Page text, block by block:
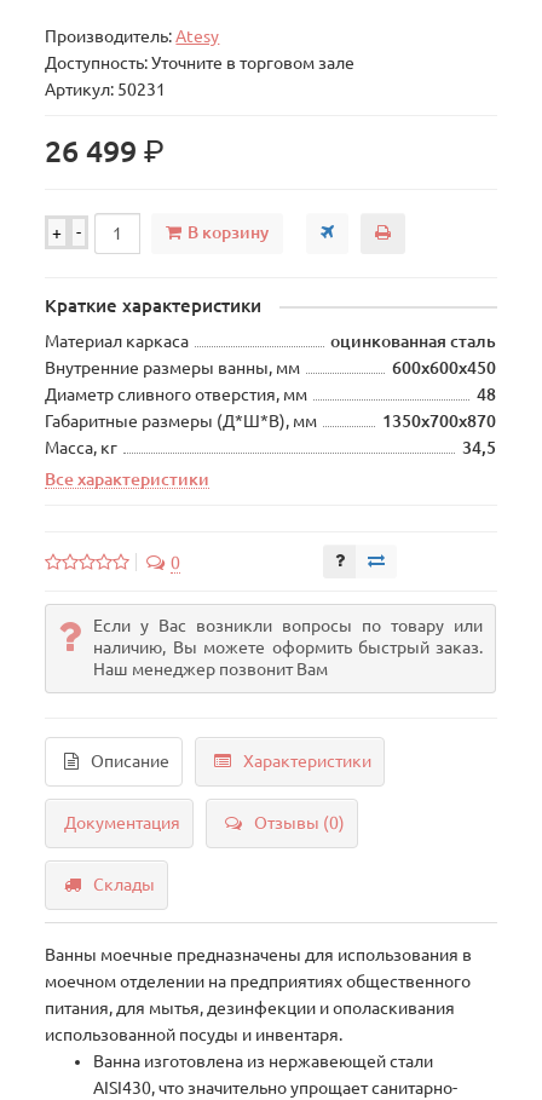
Производитель:Atesy
Доступность: Уточните в торговом зале
Артикул: 50231
26 499р.
+ - В корзину
Краткие характеристики
Материал каркаса
оцинкованная сталь
Внутренние размеры ванны, мм
600х600х450
Диаметр сливного отверстия, мм
48
Габаритные размеры (Д*Ш*В), мм
1350х700х870
Масса, кг
34,5
Все характеристики
0
Если у Вас возникли вопросы по товару или
наличию, Вы можете оформить быстрый заказ.
Наш менеджер позвонит Вам
Описание Характеристики
Документация Отзывы (0)
Склады
Ванны моечные предназначены для использования в
моечном отделении на предприятиях общественного
питания, для мытья, дезинфекции и ополаскивания
использованной посуды и инвентаря.
Ванна изготовлена из нержавеющей стали
AISI430, что значительно упрощает санитарно-